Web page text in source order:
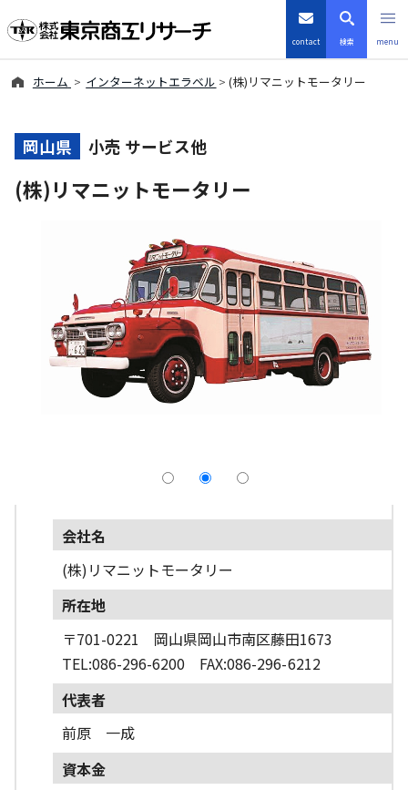
contact 検索 menu
TSRデータインサイト
TSR-PLUS
優良企業サイト
会社案内
商品・サービス
導入事例
よくあるご質問
English
ホーム インターネットエラベル (株)リマニットモータリー
岡山県 小売 サービス他
(株)リマニットモータリー
会社名
(株)リマニットモータリー
所在地
〒701-0221 岡山県岡山市南区藤田1673
TEL:086-296-6200 FAX:086-296-6212
代表者
前原 一成
資本金